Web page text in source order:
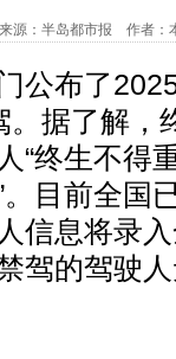
来源：半岛都市报 作者：
公布了
。据了解，
“终生不得
目前全国
信息将录
驾的驾驶